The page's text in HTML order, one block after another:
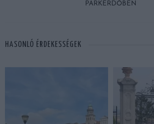
PARKERDŐBEN
HASONLÓ ÉRDEKESSÉGEK